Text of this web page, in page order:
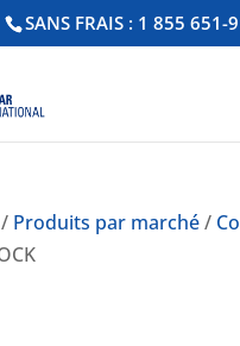
SANS FRAIS : 1 855 651-
/ Produits par marché/